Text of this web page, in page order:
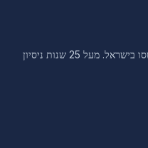
אשדוד ים המפיץ הרשמי של מנועי טוהטסו בישראל. מעל 25 שנות ניסיון